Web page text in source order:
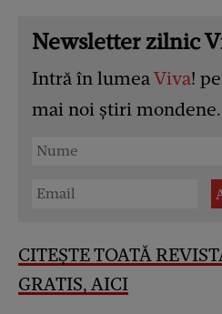
Newsletter zilnic
Intră în lumeaViva!
mai noi știri mondene.
CITEȘTE TOATĂ
GRATIS, AICI